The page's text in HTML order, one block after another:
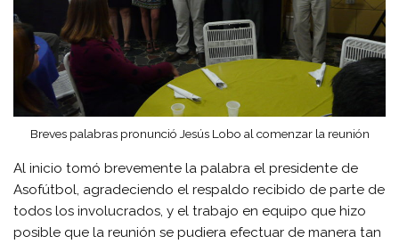
Breves palabras pronunció Jesús Lobo al comenzar la reunión
Al inicio tomó brevemente la palabra el presidente de
Asofútbol, agradeciendo el respaldo recibido de parte de
todos los involucrados, y el trabajo en equipo que hizo
posible que la reunión se pudiera efectuar de manera tan